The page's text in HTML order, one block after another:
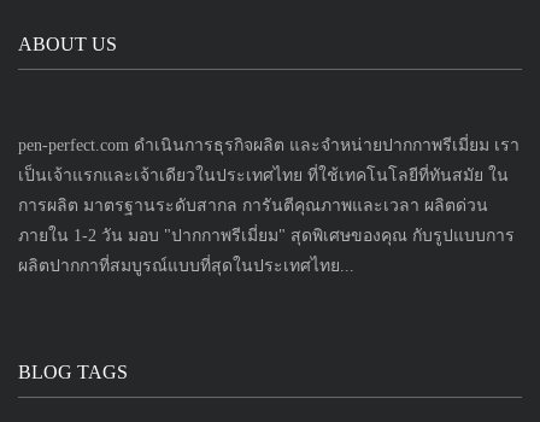
ABOUT US
pen-perfect.com ดำเนินการธุรกิจผลิต และจำหน่ายปากกาพรีเมี่ยม เรา
เป็นเจ้าแรกและเจ้าเดียวในประเทศไทย ที่ใช้เทคโนโลยีที่ทันสมัย ใน
การผลิต มาตรฐานระดับสากล การันตีคุณภาพและเวลา ผลิตด่วน
ภายใน 1-2 วัน มอบ "ปากกาพรีเมี่ยม" สุดพิเศษของคุณ กับรูปแบบการ
ผลิตปากกาที่สมบูรณ์แบบที่สุดในประเทศไทย...
BLOG TAGS